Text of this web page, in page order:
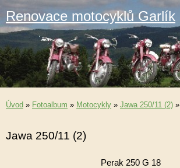
Renovace motocyklů Garlík
Úvod » Fotoalbum » Motocykly » Jawa 250/11 (2) »
Jawa 250/11 (2)
Perak 250 G 18